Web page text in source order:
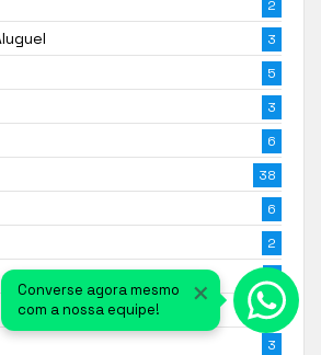
2
3
5
3
6
38
6
2
4
43
3
×
Converse agora mesmo
com a nossa equipe!